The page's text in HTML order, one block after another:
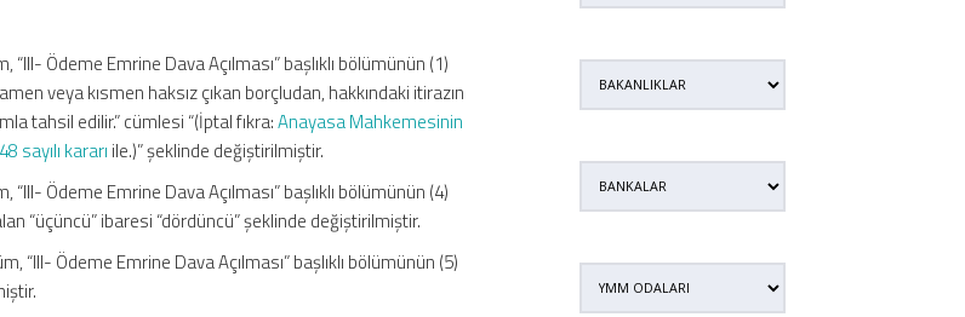
“III- Ödeme Emrine Dava Açılması” başlıklı bölümünün (1)
veya kısmen haksız çıkan borçludan, hakkındaki itirazın
tahsil edilir.” cümlesi “(İptal fıkra:Anayasa Mahkemesinin
sayılı kararı ile.)” şeklinde değiştirilmiştir.
“III- Ödeme Emrine Dava Açılması” başlıklı bölümünün (4)
“üçüncü” ibaresi “dördüncü” şeklinde değiştirilmiştir.
“III- Ödeme Emrine Dava Açılması” başlıklı bölümünün (5)